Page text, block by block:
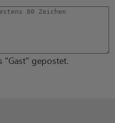
"Gast" gepostet.